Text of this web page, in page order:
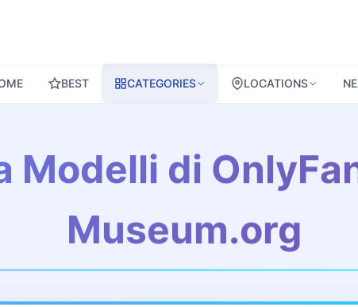
BEST CATEGORIES LOCATIONS
Modelli di
Museum.org